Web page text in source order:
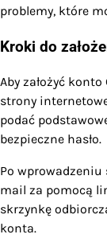
problemy, które
Kroki do
Aby założyć
strony
podać
bezpieczne hasło.
Po
mail za pomocą
skrzynkę
konta.